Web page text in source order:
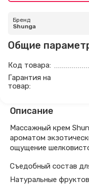
Бренд
Shunga
Общие
Код товара:
Гарантия на
товар:
Описание
Массажный крем
ароматом
ощущение
Съедобный состав
Натуральные